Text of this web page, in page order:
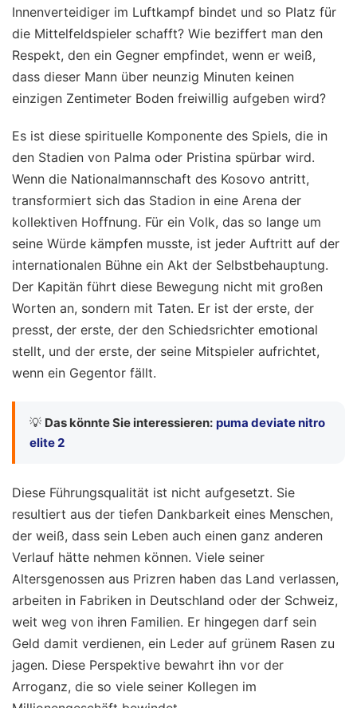
Innenverteidiger im Luftkampf bindet und so Platz für
die Mittelfeldspieler schafft? Wie beziffert man den
Respekt, den ein Gegner empfindet, wenn er weiß,
dass dieser Mann über neunzig Minuten keinen
einzigen Zentimeter Boden freiwillig aufgeben wird?
Es ist diese spirituelle Komponente des Spiels, die in
den Stadien von Palma oder Pristina spürbar wird.
Wenn die Nationalmannschaft des Kosovo antritt,
transformiert sich das Stadion in eine Arena der
kollektiven Hoffnung. Für ein Volk, das so lange um
seine Würde kämpfen musste, ist jeder Auftritt auf der
internationalen Bühne ein Akt der Selbstbehauptung.
Der Kapitän führt diese Bewegung nicht mit großen
Worten an, sondern mit Taten. Er ist der erste, der
presst, der erste, der den Schiedsrichter emotional
stellt, und der erste, der seine Mitspieler aufrichtet,
wenn ein Gegentor fällt.
💡 Das könnte Sie interessieren: puma deviate nitro
elite 2
Diese Führungsqualität ist nicht aufgesetzt. Sie
resultiert aus der tiefen Dankbarkeit eines Menschen,
der weiß, dass sein Leben auch einen ganz anderen
Verlauf hätte nehmen können. Viele seiner
Altersgenossen aus Prizren haben das Land verlassen,
arbeiten in Fabriken in Deutschland oder der Schweiz,
weit weg von ihren Familien. Er hingegen darf sein
Geld damit verdienen, ein Leder auf grünem Rasen zu
jagen. Diese Perspektive bewahrt ihn vor der
Arroganz, die so viele seiner Kollegen im